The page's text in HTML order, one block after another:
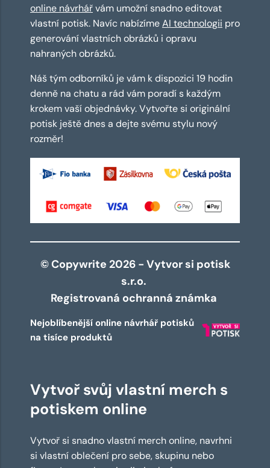
online návrhářvám umožní snadno editovat
vlastní potisk. Navíc nabízímeAI technologii pro
generování vlastních obrázků i opravu
nahraných obrázků.
Náš tým odborníků je vám k dispozici 19 hodin
denně na chatu a rád vám poradí s každým
krokem vaší objednávky. Vytvořte si originální
potisk ještě dnes a dejte svému stylu nový
rozměr!
© Copywrite 2026 - Vytvor si potisk
s.r.o.
Registrovaná ochranná známka
Nejoblíbenější online návrhář potisků
na tisíce produktů
Vytvoř svůj vlastní merch s
potiskem online
Vytvoř si snadno vlastní merch online, navrhni
si vlastní oblečení pro sebe, skupinu nebo